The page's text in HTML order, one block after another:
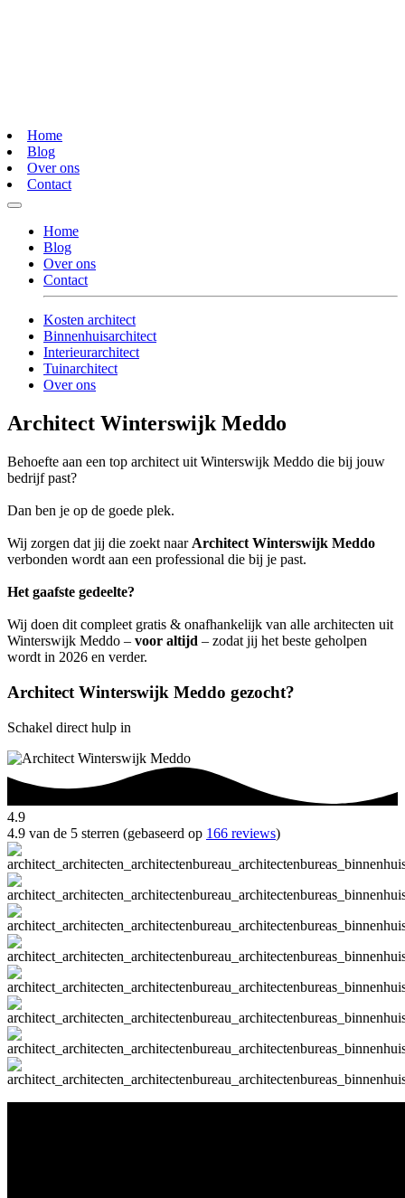
Home
Blog
Over ons
Contact
Home
Blog
Over ons
Contact
Kosten architect
Binnenhuisarchitect
Interieurarchitect
Tuinarchitect
Over ons
Architect Winterswijk Meddo
Behoefte aan een top architect uit Winterswijk Meddo die bij jouw
bedrijf past?
Dan ben je op de goede plek.
Wij zorgen dat jij die zoekt naar Architect Winterswijk Meddo
verbonden wordt aan een professional die bij je past.
Het gaafste gedeelte?
Wij doen dit compleet gratis & onafhankelijk van alle architecten uit
Winterswijk Meddo – voor altijd – zodat jij het beste geholpen
wordt in 2026 en verder.
Architect Winterswijk Meddo gezocht?
Schakel direct hulp in
4.9
4.9 van de 5 sterren (gebaseerd op 166 reviews)